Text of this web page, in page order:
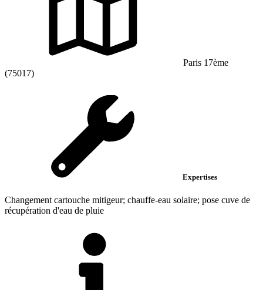
Paris 17ème
(75017)
Expertises
Changement cartouche mitigeur; chauffe-eau solaire; pose cuve de
récupération d'eau de pluie